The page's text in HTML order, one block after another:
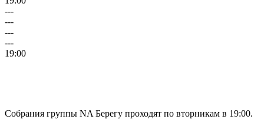
---
---
---
---
19:00
Собрания группы NA Берегу проходят по вторникам в 19:00.